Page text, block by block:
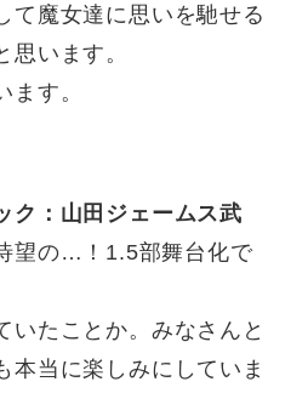
て魔女達に思いを馳せる
思います。
ます。
ク：山田ジェームス武
望の…！1.5部舞台化で
いたことか。みなさんと
本当に楽しみにしていま